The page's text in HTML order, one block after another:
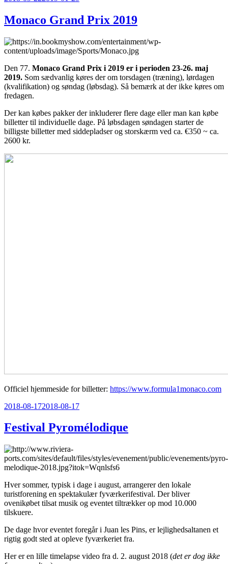
Monaco Grand Prix 2019
Den 77. Monaco Grand Prix i 2019 er i perioden 23-26. maj
2019. Som sædvanlig køres der om torsdagen (træning), lørdagen
(kvalifikation) og søndag (løbsdag). Så bemærk at der ikke køres om
fredagen.
Der kan købes pakker der inkluderer flere dage eller man kan købe
billetter til individuelle dage. På løbsdagen søndagen starter de
billigste billetter med siddepladser og storskærm ved ca. €350 ~ ca.
2600 kr.
Officiel hjemmeside for billetter: https://www.formula1monaco.com
Udgivet
2018-08-172018-08-17
Festival Pyromélodique
Hver sommer, typisk i dage i august, arrangerer den lokale
turistforening en spektakulær fyværkerifestival. Der bliver
ovenikøbet tilsat musik og eventet tiltrækker op mod 10.000
tilskuere.
De dage hvor eventet foregår i Juan les Pins, er lejlighedsaltanen et
rigtig godt sted at opleve fyværkeriet fra.
Her er en lille timelapse video fra d. 2. august 2018 (det er dog ikke